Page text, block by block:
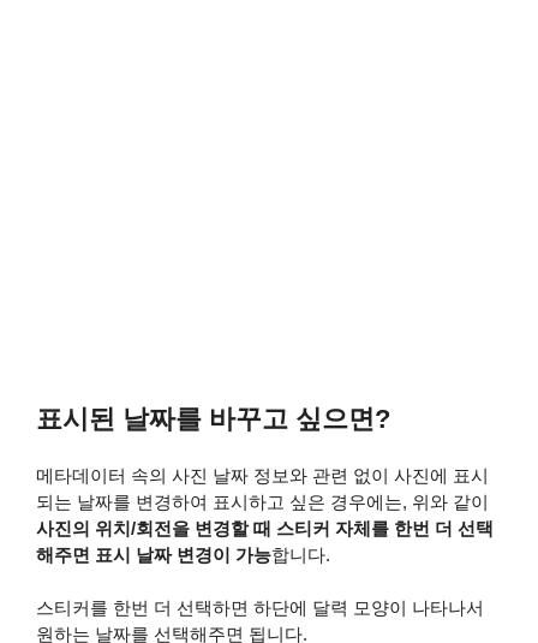
표시된 날짜를 바꾸고 싶으면?
메타데이터 속의 사진 날짜 정보와 관련 없이 사진에 표시
되는 날짜를 변경하여 표시하고 싶은 경우에는, 위와 같이
사진의 위치/회전을 변경할 때 스티커 자체를 한번 더 선택
해주면 표시 날짜 변경이 가능합니다.
스티커를 한번 더 선택하면 하단에 달력 모양이 나타나서
원하는 날짜를 선택해주면 됩니다.